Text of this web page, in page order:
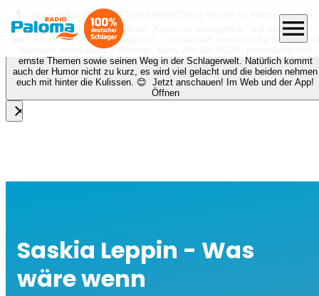
🎙️✨ Neue Folge „Keiner ist schlagerfrei“!
Diese Woche ist Norman Langen
bei Nora zu Gast beim Podcast „Keiner ist schlagerfrei“ und es erwartet
euch ein richtig schönes Gespräch! Gemeinsam sprechen die beiden über
Normans musikalische Anfänge, seine Zeit bei DSDS, persönliche und
ernste Themen sowie seinen Weg in der Schlagerwelt. Natürlich kommt
auch der Humor nicht zu kurz, es wird viel gelacht und die beiden nehmen
euch mit hinter die Kulissen. 😊 Jetzt anschauen! Im Web und der App!
Öffnen
close
menu
Saskia Leppin - Was
wäre wenn